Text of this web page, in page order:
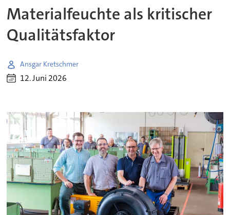
Materialfeuchte als kritischer
Qualitätsfaktor
Ansgar Kretschmer
12. Juni 2026